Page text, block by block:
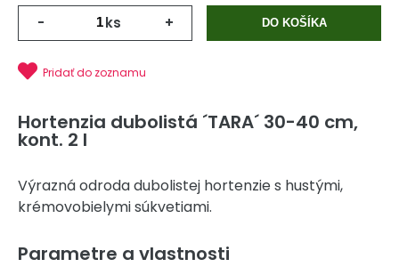
- ks + DO KOŠÍKA
Pridať do zoznamu
Hortenzia dubolistá ´TARA´ 30-40 cm,
kont. 2 l
Výrazná odroda dubolistej hortenzie s hustými,
krémovobielymi súkvetiami.
Parametre a vlastnosti